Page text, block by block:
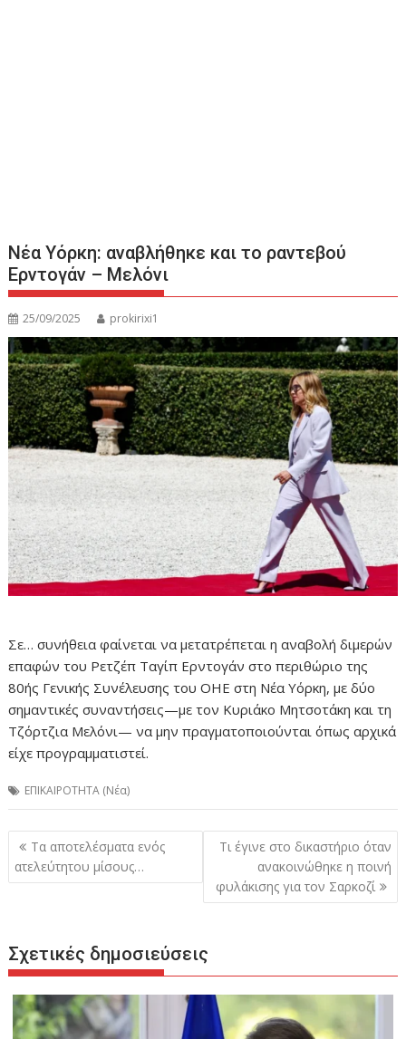
Νέα Υόρκη: αναβλήθηκε και το ραντεβού
Ερντογάν – Μελόνι
25/09/2025 prokirixi1
Σε… συνήθεια φαίνεται να μετατρέπεται η αναβολή διμερών
επαφών του Ρετζέπ Ταγίπ Ερντογάν στο περιθώριο της
80ής Γενικής Συνέλευσης του ΟΗΕ στη Νέα Υόρκη, με δύο
σημαντικές συναντήσεις—με τον Κυριάκο Μητσοτάκη και τη
Τζόρτζια Μελόνι— να μην πραγματοποιούνται όπως αρχικά
είχε προγραμματιστεί.
ΕΠΙΚΑΙΡΟΤΗΤΑ (Νέα)
Πλοήγηση
άρθρων
Τα αποτελέσματα ενός
ατελεύτητου μίσους…
Τι έγινε στο δικαστήριο όταν
ανακοινώθηκε η ποινή
φυλάκισης για τον Σαρκοζί
Σχετικές δημοσιεύσεις